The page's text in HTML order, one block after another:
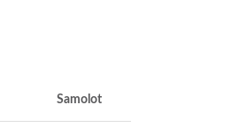
Samolot